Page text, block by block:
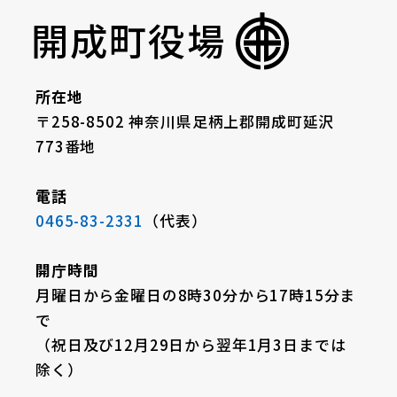
開成町役場
所在地
〒258-8502 神奈川県足柄上郡開成町延沢
773番地
電話
0465-83-2331 （代表）
開庁時間
月曜日から金曜日の8時30分から17時15分ま
で
（祝日及び12月29日から翌年1月3日までは
除く）